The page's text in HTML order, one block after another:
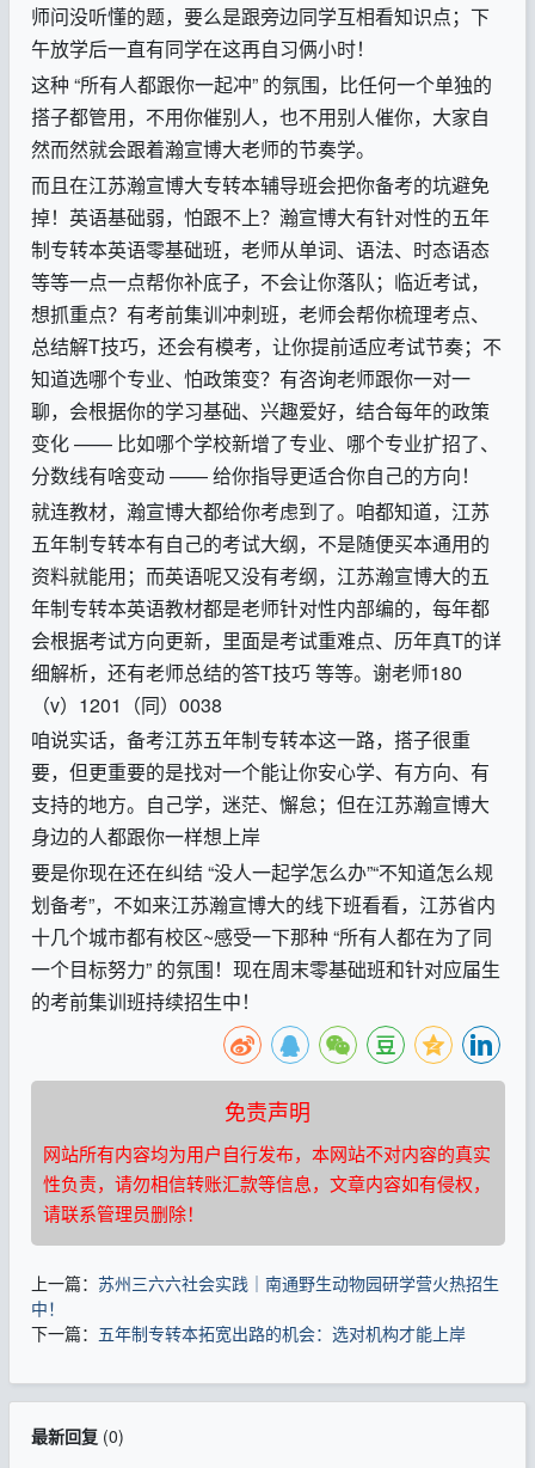
师问没听懂的题，要么是跟旁边同学互相看知识点；下
午放学后一直有同学在这再自习俩小时！
这种 “所有人都跟你一起冲” 的氛围，比任何一个单独的
搭子都管用，不用你催别人，也不用别人催你，大家自
然而然就会跟着瀚宣博大老师的节奏学。
而且在江苏瀚宣博大专转本辅导班会把你备考的坑避免
掉！英语基础弱，怕跟不上？瀚宣博大有针对性的五年
制专转本英语零基础班，老师从单词、语法、时态语态
等等一点一点帮你补底子，不会让你落队；临近考试，
想抓重点？有考前集训冲刺班，老师会帮你梳理考点、
总结解T技巧，还会有模考，让你提前适应考试节奏；不
知道选哪个专业、怕政策变？有咨询老师跟你一对一
聊，会根据你的学习基础、兴趣爱好，结合每年的政策
变化—— 比如哪个学校新增了专业、哪个专业扩招了、
分数线有啥变动——给你指导更适合你自己的方向！
就连教材，瀚宣博大都给你考虑到了。咱都知道，江苏
五年制专转本有自己的考试大纲，不是随便买本通用的
资料就能用；而英语呢又没有考纲，江苏瀚宣博大的五
年制专转本英语教材都是老师针对性内部编的，每年都
会根据考试方向更新，里面是考试重难点、历年真T的详
细解析，还有老师总结的答T技巧 等等。谢老师180
（v） 1201 （同） 0038
咱说实话，备考江苏五年制专转本这一路，搭子很重
要，但更重要的是找对一个能让你安心学、有方向、有
支持的地方。自己学，迷茫、懈怠；但在江苏瀚宣博大
身边的人都跟你一样想上岸
要是你现在还在纠结 “没人一起学怎么办”“不知道怎么规
划备考”，不如来江苏瀚宣博大的线下班看看，江苏省内
十几个城市都有校区~感受一下那种 “所有人都在为了同
一个目标努力” 的氛围！现在周末零基础班和针对应届生
的考前集训班持续招生中！
免责声明
网站所有内容均为用户自行发布，本网站不对内容的真实
性负责，请勿相信转账汇款等信息，文章内容如有侵权，
请联系管理员删除！
上一篇： 苏州三六六社会实践｜南通野生动物园研学营火热招生
中！
下一篇： 五年制专转本拓宽出路的机会：选对机构才能上岸
最新回复(0)